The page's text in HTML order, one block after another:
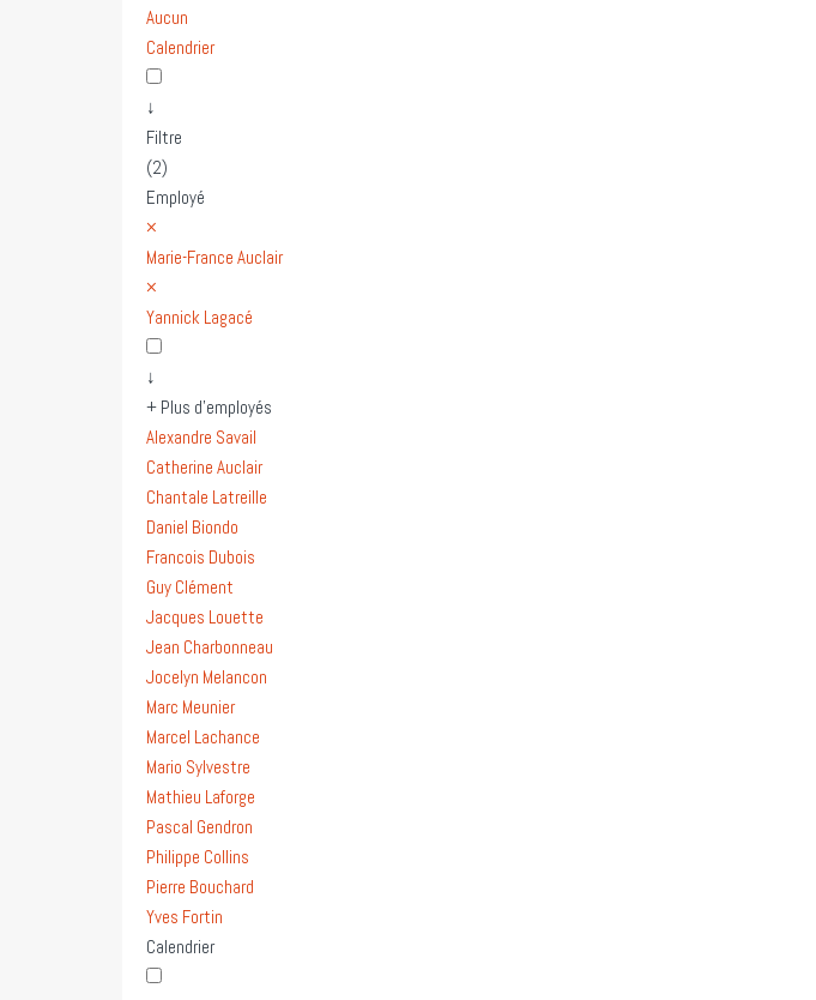
Aucun
Calendrier
↓
Filtre
(2)
Employé
×
Marie-France Auclair
×
Yannick Lagacé
↓
+ Plus d'employés
Alexandre Savail
Catherine Auclair
Chantale Latreille
Daniel Biondo
Francois Dubois
Guy Clément
Jacques Louette
Jean Charbonneau
Jocelyn Melancon
Marc Meunier
Marcel Lachance
Mario Sylvestre
Mathieu Laforge
Pascal Gendron
Philippe Collins
Pierre Bouchard
Yves Fortin
Calendrier